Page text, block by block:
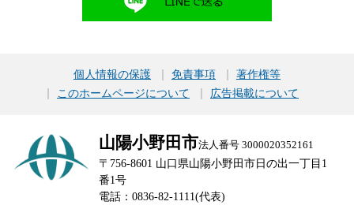
個人情報の保護 免責事項
著作権等
このホームページについて
広告掲載について
山陽小野田市法人番号 3000020352161
〒756-8601 山口県山陽小野田市日の出一丁目1
番1号
電話：0836-82-1111(代表)